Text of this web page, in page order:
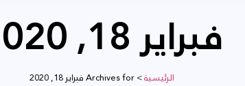
فبراير 18, 2020
الرئيسية>Archives for فبراير 18, 2020